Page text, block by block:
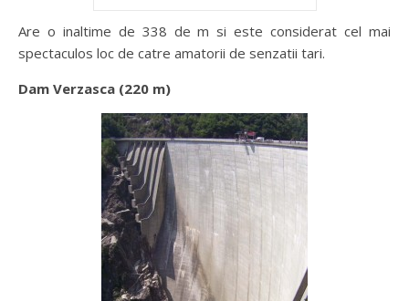
Are o inaltime de 338 de m si este considerat cel mai
spectaculos loc de catre amatorii de senzatii tari.
Dam Verzasca (220 m)